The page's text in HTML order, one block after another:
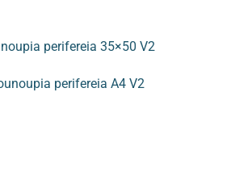
perifereia 35×50 V2
perifereia A4 V2